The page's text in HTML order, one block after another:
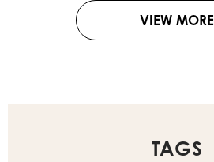
VIEW MORE
TAGS